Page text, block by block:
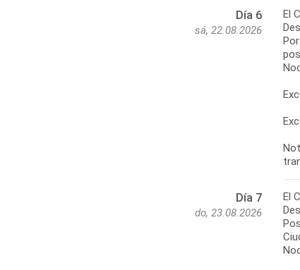
Día 6
sá, 22.08.2026
El
Día 7
do, 23.08.2026
El